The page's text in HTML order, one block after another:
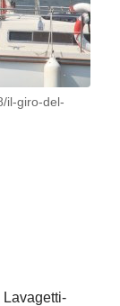
il-giro-del-